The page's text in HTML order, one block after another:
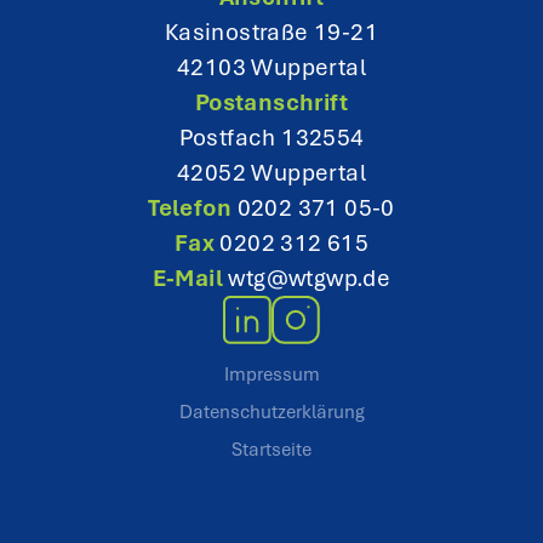
Kasinostraße 19-21
42103 Wuppertal
Postanschrift
Postfach 132554
42052 Wuppertal
Telefon 0202 371 05-0
Fax 0202 312 615
E-Mailwtg@wtgwp.de
Impressum
Datenschutzerklärung
Startseite